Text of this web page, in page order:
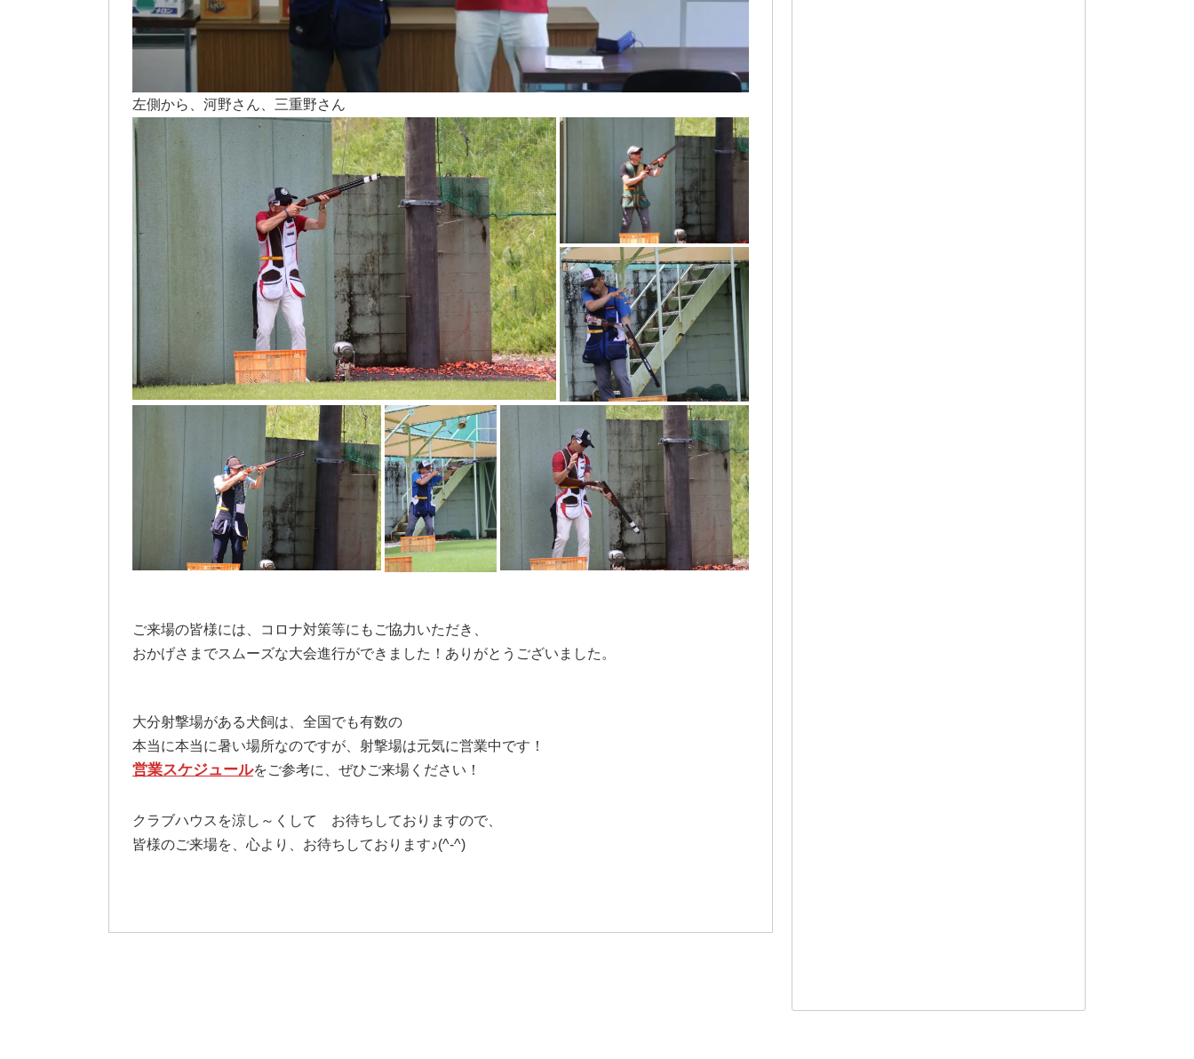
左側から、河野さん、三重野さん
ご来場の皆様には、コロナ対策等にもご協力いただき、
おかげさまでスムーズな大会進行ができました！ありがとうございました。
大分射撃場がある犬飼は、全国でも有数の
本当に本当に暑い場所なのですが、射撃場は元気に営業中です！
営業スケジュールをご参考に、ぜひご来場ください！
クラブハウスを涼し～くして お待ちしておりますので、
皆様のご来場を、心より、お待ちしております♪(^-^)